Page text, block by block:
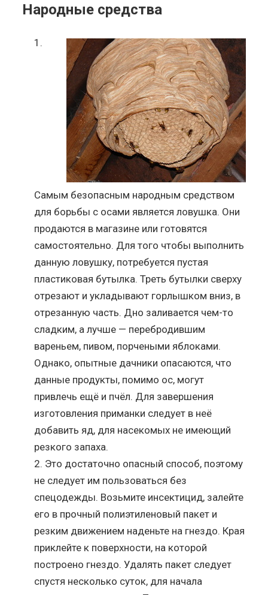
Народные средства
Самым безопасным народным средством
для борьбы с осами является ловушка. Они
продаются в магазине или готовятся
самостоятельно. Для того чтобы выполнить
данную ловушку, потребуется пустая
пластиковая бутылка. Треть бутылки сверху
отрезают и укладывают горлышком вниз, в
отрезанную часть. Дно заливается чем-то
сладким, а лучше — перебродившим
вареньем, пивом, порчеными яблоками.
Однако, опытные дачники опасаются, что
данные продукты, помимо ос, могут
привлечь ещё и пчёл. Для завершения
изготовления приманки следует в неё
добавить яд, для насекомых не имеющий
резкого запаха.
Это достаточно опасный способ, поэтому
не следует им пользоваться без
спецодежды. Возьмите инсектицид, залейте
его в прочный полиэтиленовый пакет и
резким движением наденьте на гнездо. Края
приклейте к поверхности, на которой
построено гнездо. Удалять пакет следует
спустя несколько суток, для начала